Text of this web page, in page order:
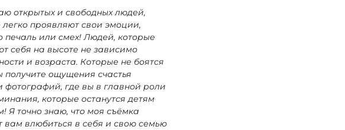
открытых и свободных людей,
легко проявляют свои эмоции,
печаль или смех! Людей, которые
себя на высоте не зависимо
и возраста. Которые не боятся
получите ощущения счастья
фотографий, где вы в главной роли
которые останутся детям
Я точно знаю, что моя съёмка
вам влюбиться в себя и свою семью